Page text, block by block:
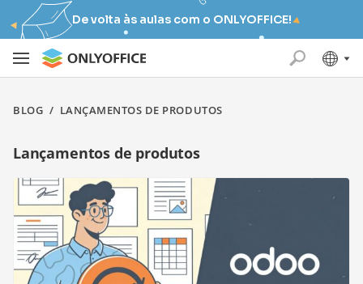
De volta às aulas com o ONLYOFFICE!
BLOG / LANÇAMENTOS DE PRODUTOS
Lançamentos de produtos